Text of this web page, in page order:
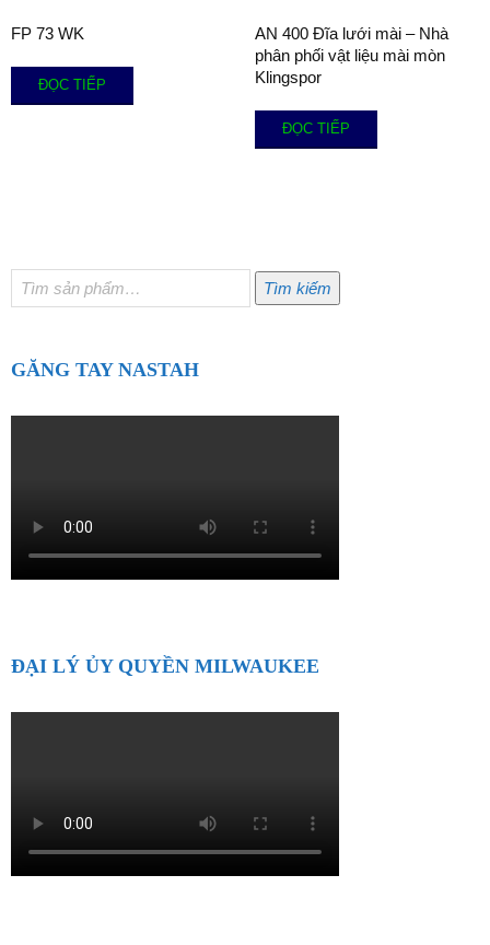
FP 73 WK
ĐỌC TIẾP
AN 400 Đĩa lưới mài – Nhà
phân phối vật liệu mài mòn
Klingspor
ĐỌC TIẾP
Tìm
kiếm:
Tìm kiếm
GĂNG TAY NASTAH
ĐẠI LÝ ỦY QUYỀN MILWAUKEE